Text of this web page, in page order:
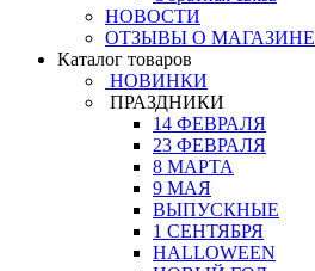
НОВОСТИ
ОТЗЫВЫ О МАГАЗИНЕ
Каталог товаров
НОВИНКИ
ПРАЗДНИКИ
14 ФЕВРАЛЯ
23 ФЕВРАЛЯ
8 МАРТА
9 МАЯ
ВЫПУСКНЫЕ
1 СЕНТЯБРЯ
HALLOWEEN